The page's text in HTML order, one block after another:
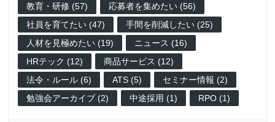
教育・研修 (57)
応募者を集めたい (56)
社員を育てたい (47)
手間を削減したい (25)
人材を見極めたい (19)
ニュース (16)
HRテック (12)
商品サービス (12)
法令・ルール (6)
ATS (5)
セミナー情報 (2)
勉強会アーカイブ (2)
中途採用 (1) RPO (1)